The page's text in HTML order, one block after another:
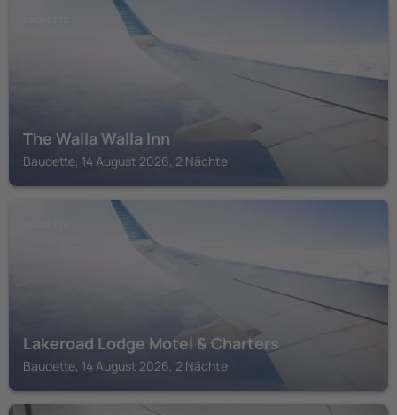
The Walla Walla Inn
Baudette, 14 August 2026, 2 Nächte
Lakeroad Lodge Motel & Charters
Baudette, 14 August 2026, 2 Nächte